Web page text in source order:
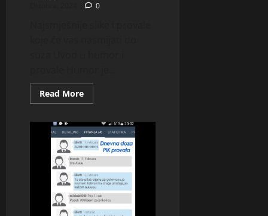
0
Read MoreRead
more
PROVALE
PRODAJA
LAP
TOPA